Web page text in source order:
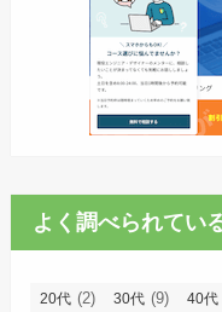
よく調べられてい
20代 (2) 30代 (9) 40代